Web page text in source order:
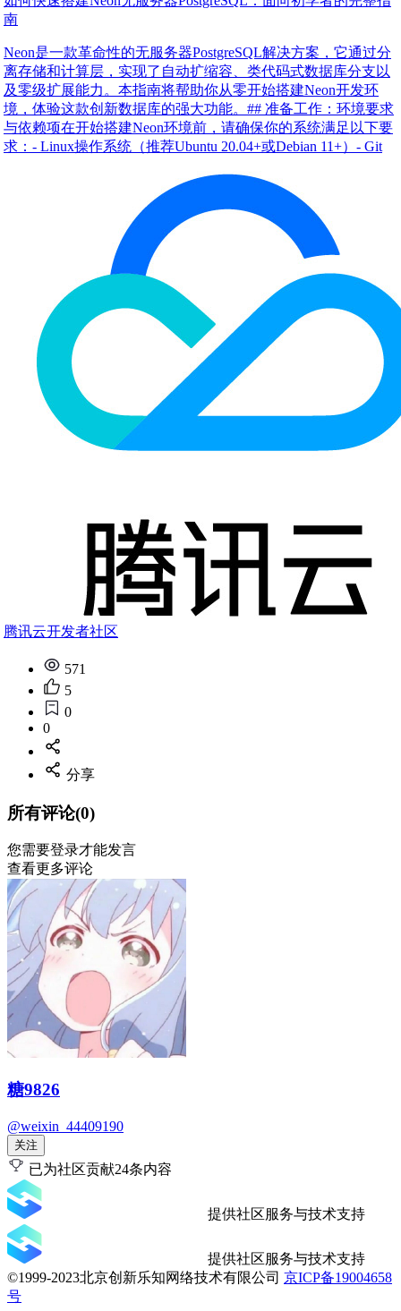
南
Neon是一款革命性的无服务器PostgreSQL解决方案，它通过分
离存储和计算层，实现了自动扩缩容、类代码式数据库分支以
及零级扩展能力。本指南将帮助你从零开始搭建Neon开发环
境，体验这款创新数据库的强大功能。## 准备工作：环境要求
与依赖项在开始搭建Neon环境前，请确保你的系统满足以下要
求：- Linux操作系统（推荐Ubuntu 20.04+或Debian 11+）- Git
腾讯云开发者社区
571
5
0
0
分享
所有评论(0)
您需要登录才能发言
查看更多评论
糖9826
@weixin_44409190
关注
已为社区贡献24条内容
提供社区服务与技术支持
提供社区服务与技术支持
©1999-2023北京创新乐知网络技术有限公司 京ICP备19004658
号